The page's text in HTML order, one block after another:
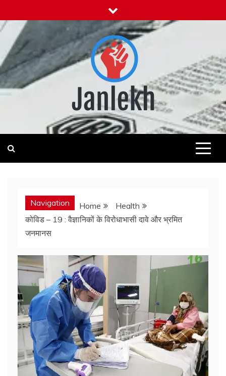
to
content
News for Public
Navigation Home
Health
कोविड – 19 : वैज्ञानिकों के विरोधाभासी दावे और भ्रमित
जनमानस